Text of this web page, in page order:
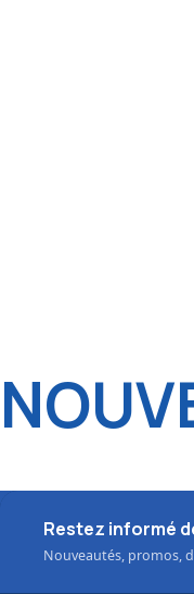
Restez informé
Nouveautés, promos,